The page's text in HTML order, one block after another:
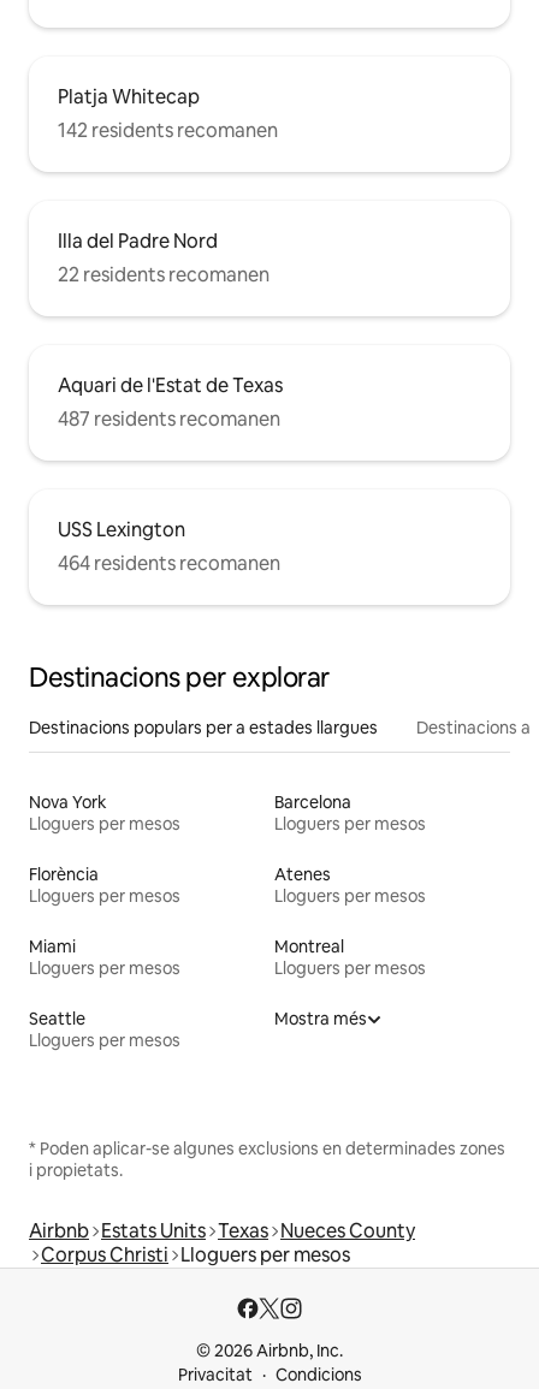
Platja Whitecap
142 residents recomanen
Illa del Padre Nord
22 residents recomanen
Aquari de l'Estat de Texas
487 residents recomanen
USS Lexington
464 residents recomanen
Destinacions per explorar
Destinacions populars per a estades llargues Destinacions a
Nova York
Lloguers per mesos
Barcelona
Lloguers per mesos
Florència
Lloguers per mesos
Atenes
Lloguers per mesos
Miami
Lloguers per mesos
Montreal
Lloguers per mesos
Seattle
Lloguers per mesos
Mostra més
* Poden aplicar-se algunes exclusions en determinades zones
i propietats.
Airbnb Estats Units Texas Nueces County
Corpus Christi Lloguers per mesos
© 2026 Airbnb, Inc.
Privacitat
Condicions